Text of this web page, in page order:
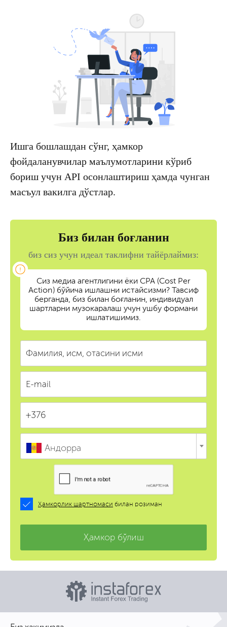
Ишга бошлашдан сўнг, ҳамкор
фойдаланувчилар маълумотларини кўриб
бориш учун API осонлаштириш ҳамда чунган
масъул вакилга дўстлар.
Биз билан боғланин
биз сиз учун идеал таклифни тайёрлаймиз:
Сиз медиа агентлигини ёки CPA (Cost Per
Action) бўйича ишлашни истайсизми? Тавсиф
берганда, биз билан боғланин, индивидуал
шартларни музокаралаш учун ушбу формани
ишлатишимиз.
Андорра
Ҳамкорлик шартномаси билан розиман
Ҳамкор бўлиш